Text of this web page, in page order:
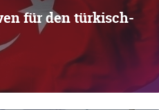
für den türkisch-